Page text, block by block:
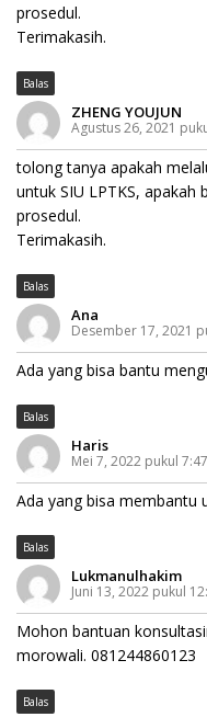
prosedul.
Terimakasih.
Balas
ZHENG YOUJUN
Agustus 26, 2021
tolong tanya apakah
untuk SIU LPTKS, apakah
prosedul.
Terimakasih.
Balas
Ana
Desember 17, 2021
Ada yang bisa bantu
Balas
Haris
Mei 7, 2022 pukul
Ada yang bisa membantu
Balas
Lukmanulhakim
Juni 13, 2022 pukul
Mohon bantuan
morowali. 081244860123
Balas